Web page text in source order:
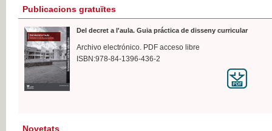
Publicacions gratuïtes
Del decret a l'aula. Guia práctica de disseny curricular
Archivo electrónico. PDF acceso libre
ISBN:978-84-1396-436-2
Novetats